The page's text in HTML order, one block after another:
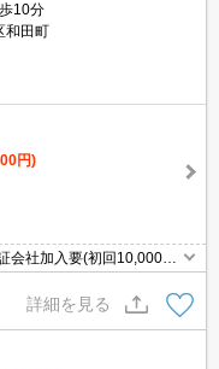
10分
和田町
円)
会社加入要(初回10,000
詳細を見る